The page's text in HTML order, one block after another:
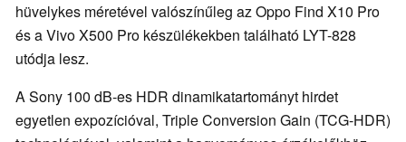
hüvelykes méretével valószínűleg az Oppo Find X10 Pro
és a Vivo X500 Pro készülékekben található LYT-828
utódja lesz.
A Sony 100 dB-es HDR dinamikatartományt hirdet
egyetlen expozícióval, Triple Conversion Gain (TCG-HDR)